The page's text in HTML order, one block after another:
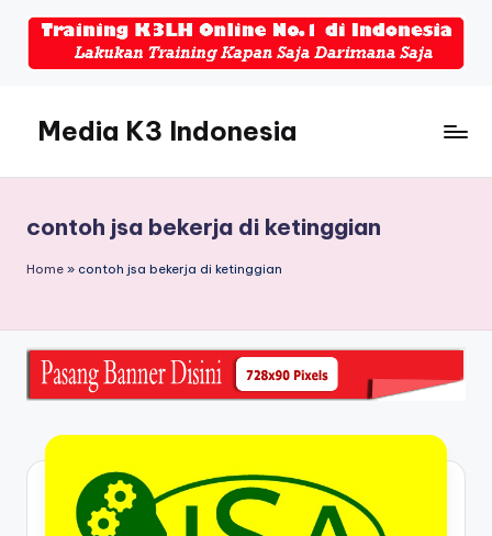
Media K3 Indonesia
Seputar
Dunia
K3LH
contoh jsa bekerja di ketinggian
Home » contoh jsa bekerja di ketinggian